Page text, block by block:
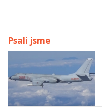
Psali jsme